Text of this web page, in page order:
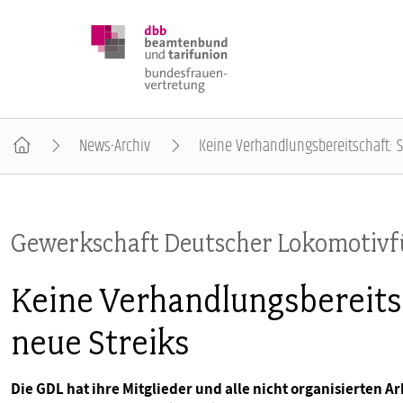
BUNDESTAGSWAHL 2025
POSITIONEN
SCHWERPUNKTTHEMEN
News-Archiv Keine Verhandlungsbereitschaft:
Gewerkschaft Deutscher
Keine
neue Streiks
Die GDL hat ihre Mitglieder und alle nicht organisierten